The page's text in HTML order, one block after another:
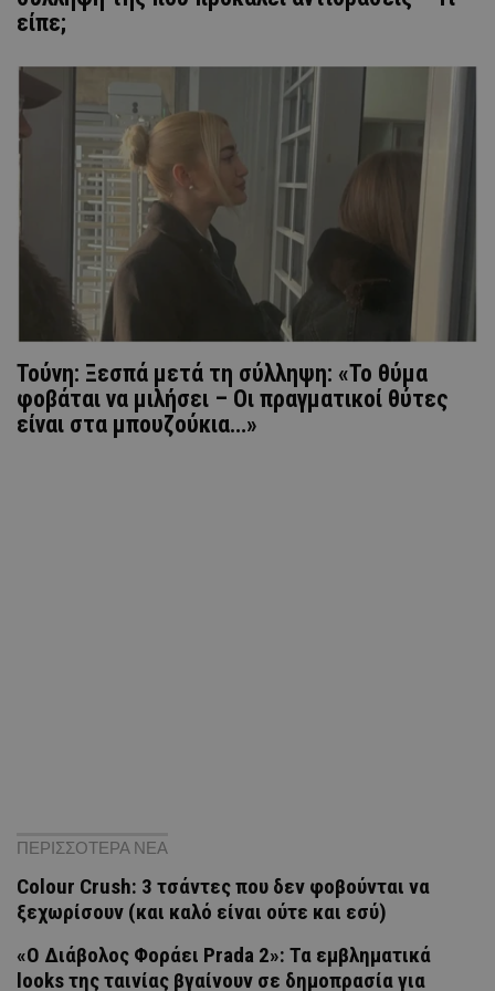
είπε;
Τούνη: Ξεσπά μετά τη σύλληψη: «Το θύμα
φοβάται να μιλήσει – Οι πραγματικοί θύτες
είναι στα μπουζούκια…»
ΠΕΡΙΣΣΟΤΕΡΑ ΝΕΑ
Colour Crush: 3 τσάντες που δεν φοβούνται να
ξεχωρίσουν (και καλό είναι ούτε και εσύ)
«Ο Διάβολος Φοράει Prada 2»: Τα εμβληματικά
looks της ταινίας βγαίνουν σε δημοπρασία για